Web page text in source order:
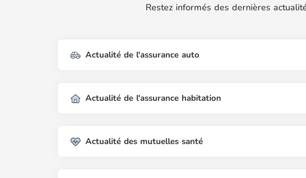
Restez informés des dernières
Actualité de l'assurance auto
Actualité de l'assurance habitation
Actualité des mutuelles santé